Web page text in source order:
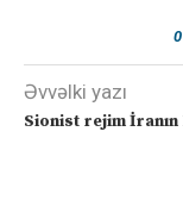
0
Əvvəlki yazı
Sionist rejim İranın